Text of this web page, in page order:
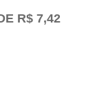
R$ 7,42